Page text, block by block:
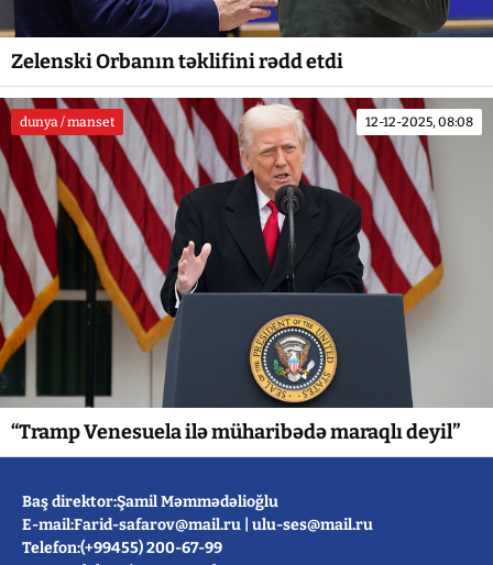
Zelenski Orbanın təklifini rədd etdi
dunya / manset 12-12-2025, 08:08
“Tramp Venesuela ilə müharibədə maraqlı deyil”
Baş direktor:Şamil Məmmədəlioğlu
E-mail:Farid-safarov@mail.ru ulu-ses@mail.ru
Telefon:(+99455) 200-67-99